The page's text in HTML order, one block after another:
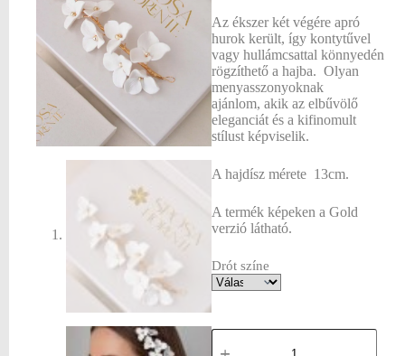
Az ékszer két végére apró
hurok került, így kontytűvel
vagy hullámcsattal könnyedén
rögzíthető a hajba. Olyan
menyasszonyoknak
ajánlom, akik az elbűvölő
eleganciát és a kifinomult
stílust képviselik.
A hajdísz mérete 13cm.
A termék képeken a Gold
verzió látható.
Drót színe